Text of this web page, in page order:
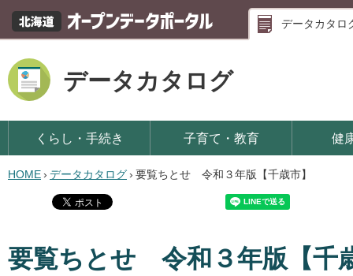
データカタロ
データカタログ
くらし・手続き 子育て・教育 健
HOME› データカタログ› 要覧ちとせ 令和３年版【千歳市】
要覧ちとせ 令和３年版【千